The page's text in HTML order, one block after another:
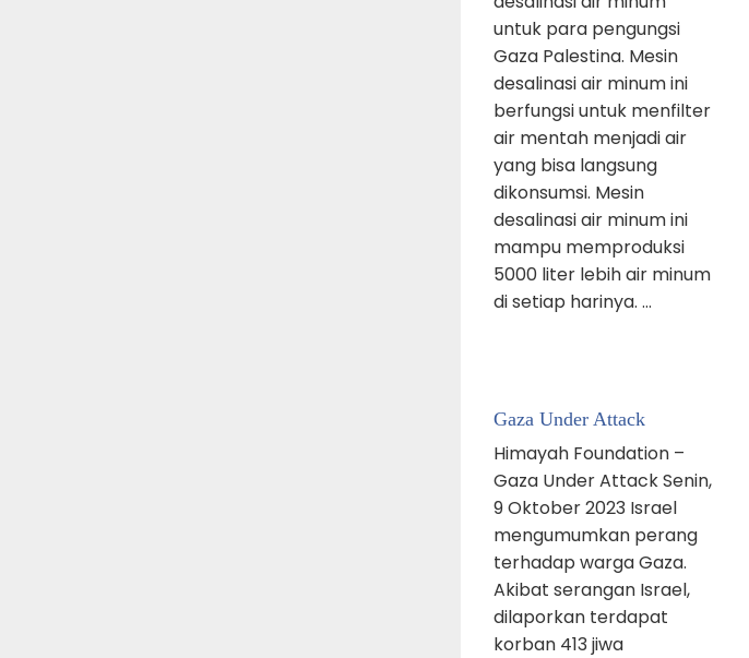
untuk para pengungsi
Gaza Palestina. Mesin
desalinasi air minum ini
berfungsi untuk menfilter
air mentah menjadi air
yang bisa langsung
dikonsumsi. Mesin
desalinasi air minum ini
mampu memproduksi
5000 liter lebih air minum
di setiap harinya. …
Gaza Under Attack
Himayah Foundation –
Gaza Under Attack Senin,
9 Oktober 2023 Israel
mengumumkan perang
terhadap warga Gaza.
Akibat serangan Israel,
dilaporkan terdapat
korban 413 jiwa